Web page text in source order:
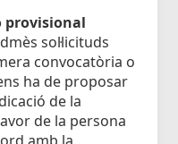
provisional
sol·licituds
convocatòria o
ha de proposar
de la
de la persona